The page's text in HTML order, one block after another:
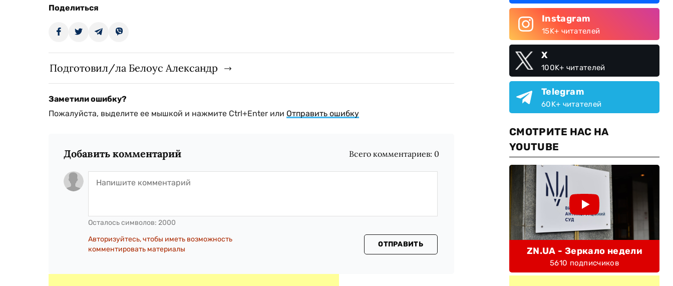
Поделиться
Подготовил/ла Белоус Александр
Заметили ошибку?
Пожалуйста, выделите ее мышкой и нажмите Ctrl+Enter или Отправить ошибку
Добавить комментарий Всего комментариев: 0
Осталось символов: 2000
Авторизуйтесь, чтобы иметь возможность
комментировать материалы
ОТПРАВИТЬ
Instagram
15K+ читателей
X
100K+ читателей
Telegram
60K+ читателей
СМОТРИТЕ НАС НА
YOUTUBE
ZN.UA - Зеркало недели
5610 подписчиков